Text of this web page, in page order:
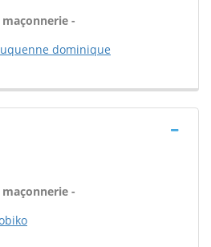
-
dominique
-